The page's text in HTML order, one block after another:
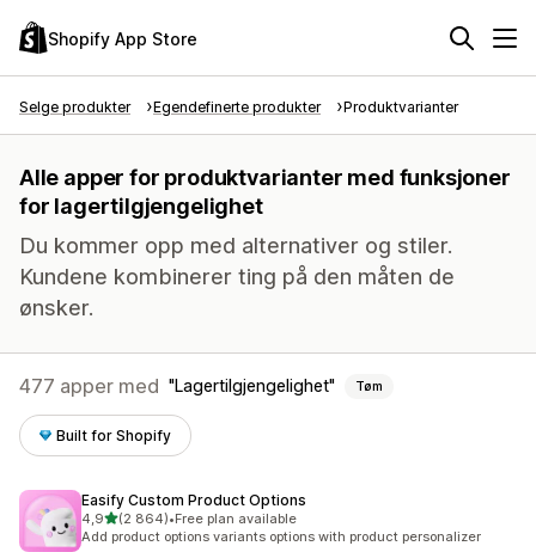
Shopify App Store
Selge produkter Egendefinerte produkter Produktvarianter
Alle apper for produktvarianter med funksjoner
for lagertilgjengelighet
Du kommer opp med alternativer og stiler.
Kundene kombinerer ting på den måten de
ønsker.
477 apper med Lagertilgjengelighet Tøm
Built for Shopify
Easify Custom Product Options
4,9av 5 stjerner
(2 864)
Totalt 2864 omtaler
•Free plan available
Add product options variants options with product personalizer